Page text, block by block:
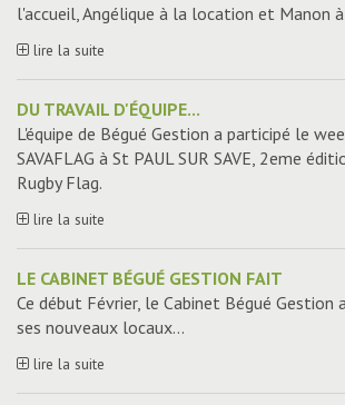
l'accueil, Angélique à la location et Manon
lire la suite
DU TRAVAIL D'ÉQUIPE...
L'équipe de Bégué Gestion a participé le
SAVAFLAG à St PAUL SUR SAVE, 2eme
Rugby Flag.
lire la suite
LE CABINET BÉGUÉ GESTION FAIT
Ce début Février, le Cabinet Bégué Gestion
ses nouveaux locaux...
lire la suite